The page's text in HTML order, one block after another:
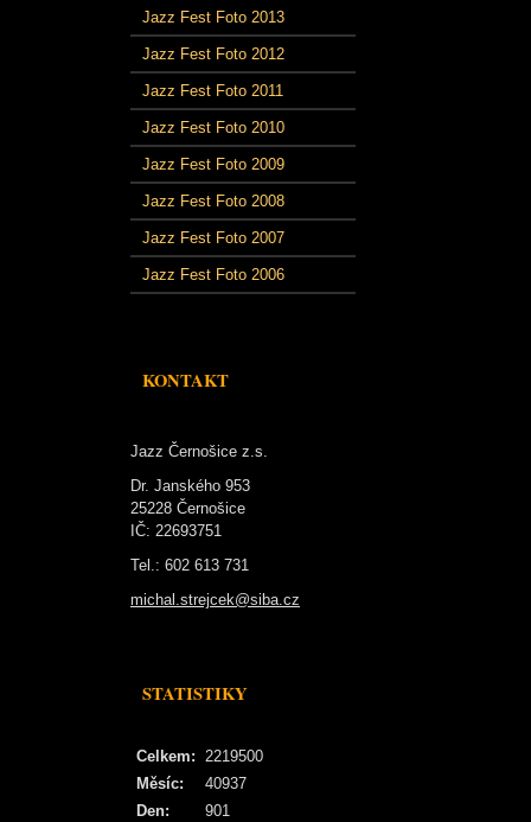
Jazz Fest Foto 2013
Jazz Fest Foto 2012
Jazz Fest Foto 2011
Jazz Fest Foto 2010
Jazz Fest Foto 2009
Jazz Fest Foto 2008
Jazz Fest Foto 2007
Jazz Fest Foto 2006
KONTAKT
Jazz Černošice z.s.
Dr. Janského 953
25228 Černošice
IČ: 22693751
Tel.: 602 613 731
michal.strejcek@siba.cz
STATISTIKY
Celkem: 2219500
Měsíc:
40937
Den:
901